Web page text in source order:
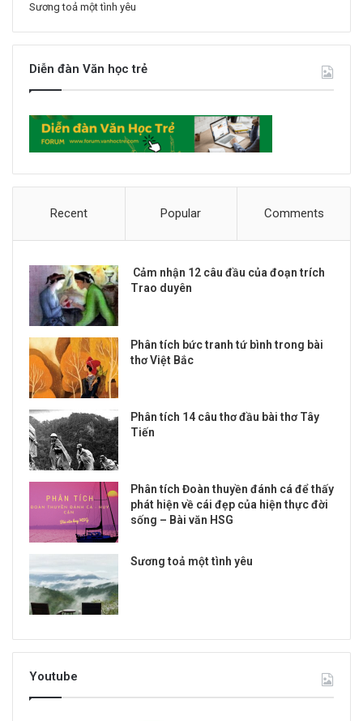
Sương toả một tình yêu
Diễn đàn Văn học trẻ
Recent Popular Comments
Cảm nhận 12 câu đầu của đoạn trích
Trao duyên
Phân tích bức tranh tứ bình trong bài
thơ Việt Bắc
Phân tích 14 câu thơ đầu bài thơ Tây
Tiến
Phân tích Đoàn thuyền đánh cá để thấy
phát hiện về cái đẹp của hiện thực đời
sống – Bài văn HSG
Sương toả một tình yêu
Youtube